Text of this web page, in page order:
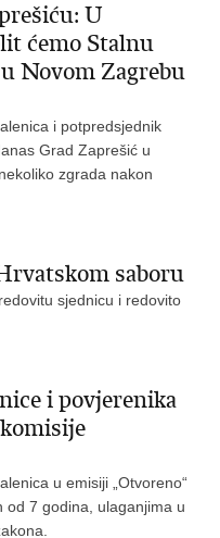
U
ćemo Stalnu
Novom Zagrebu
i potpredsjednik
Grad Zaprešić u
zgrada nakon
saboru
sjednicu i redovito
i povjerenika
u emisiji „Otvoreno“
od 7 godina, ulaganjima u